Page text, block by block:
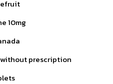
10mg
prescription